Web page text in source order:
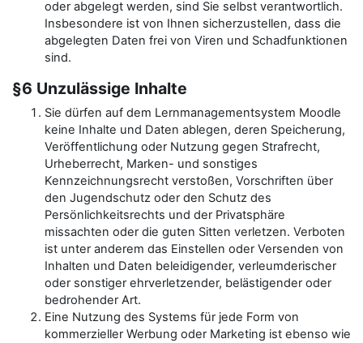
oder abgelegt werden, sind Sie selbst verantwortlich.
Insbesondere ist von Ihnen sicherzustellen, dass die
abgelegten Daten frei von Viren und Schadfunktionen
sind.
§6 Unzulässige Inhalte
Sie dürfen auf dem Lernmanagementsystem Moodle
keine Inhalte und Daten ablegen, deren Speicherung,
Veröffentlichung oder Nutzung gegen Strafrecht,
Urheberrecht, Marken- und sonstiges
Kennzeichnungsrecht verstoßen, Vorschriften über
den Jugendschutz oder den Schutz des
Persönlichkeitsrechts und der Privatsphäre
missachten oder die guten Sitten verletzen. Verboten
ist unter anderem das Einstellen oder Versenden von
Inhalten und Daten beleidigender, verleumderischer
oder sonstiger ehrverletzender, belästigender oder
bedrohender Art.
Eine Nutzung des Systems für jede Form von
kommerzieller Werbung oder Marketing ist ebenso wie